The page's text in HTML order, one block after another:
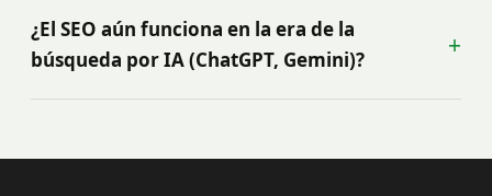
¿El SEO aún funciona en la era de la
búsqueda por IA (ChatGPT, Gemini)?
+